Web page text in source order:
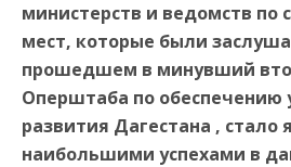
министерств и ведомств по
мест, которые были
прошедшем в минувший
Оперштаба по обеспечению
развития Дагестана , стало
наибольшими успехами в